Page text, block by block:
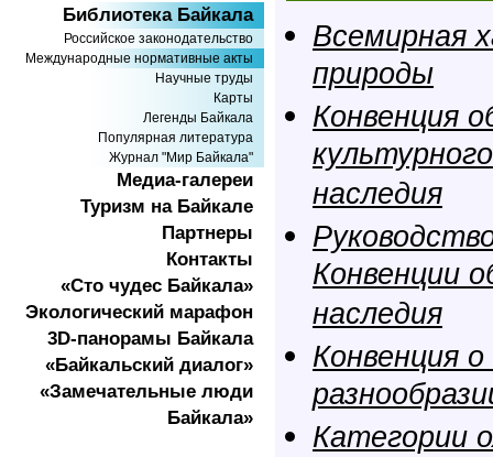
Библиотека Байкала
Российское законодательство
Международные нормативные акты
Научные труды
Карты
Легенды Байкала
Популярная литература
Журнал "Мир Байкала"
Медиа-галереи
Туризм на Байкале
Партнеры
Контакты
«Сто чудес Байкала»
Экологичеcкий марафон
3D-панорамы Байкала
«Байкальский диалог»
«Замечательные люди
Байкала»
Всемирная
природы
Конвенция
наследия
Конвенции
наследия
Конвенция
Категории